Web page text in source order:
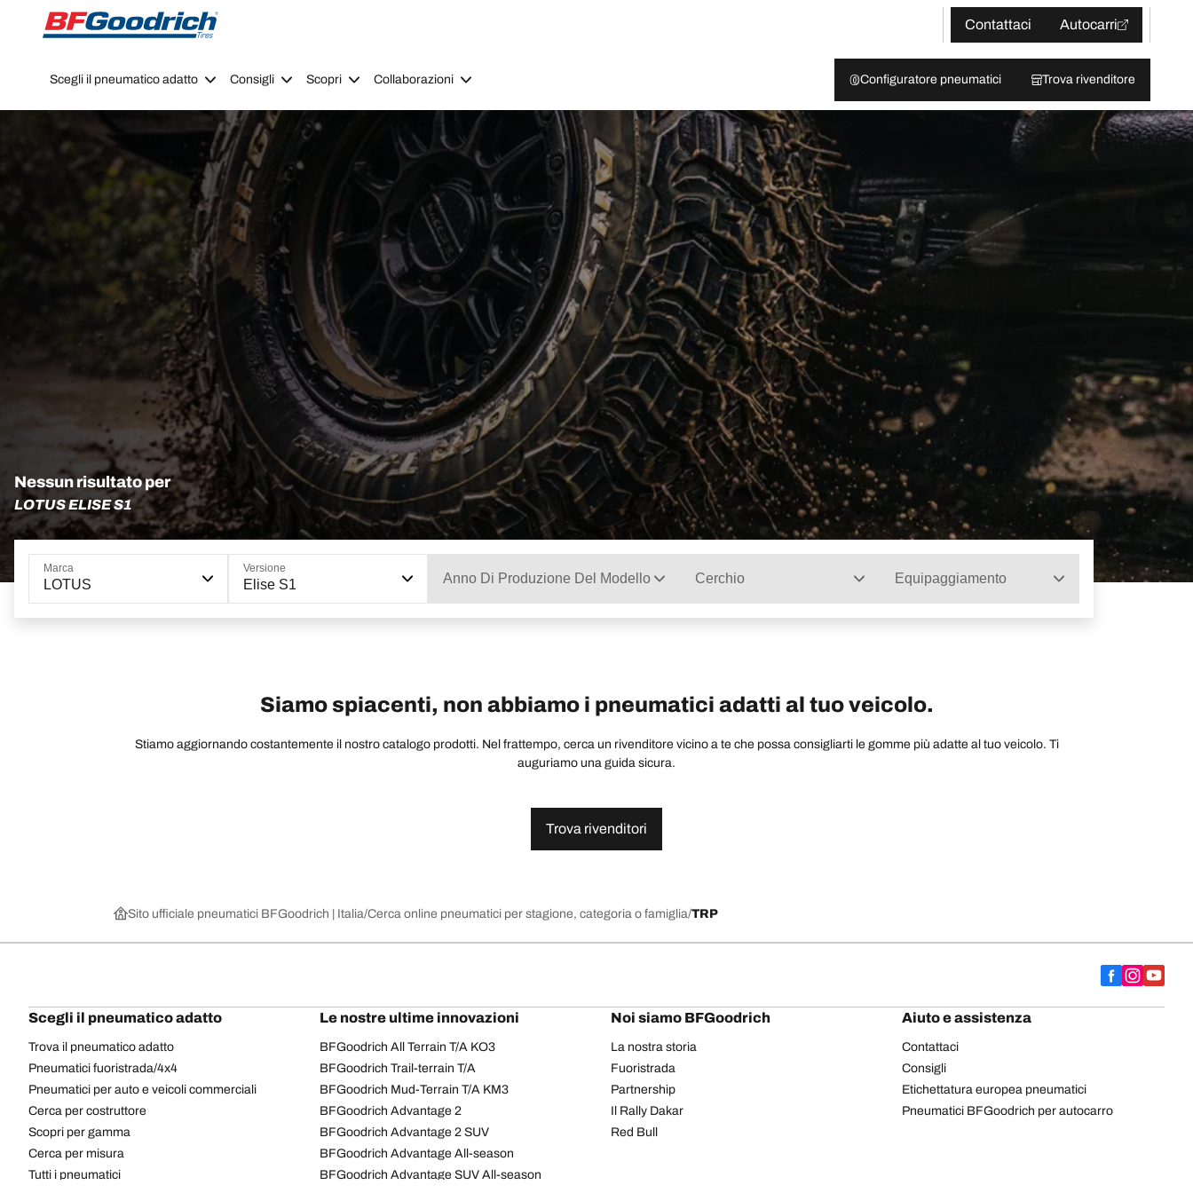
Go to page content
Go to page navigation
Contattaci
Autocarri
Scegli il pneumatico adatto Consigli Scopri Collaborazioni Configuratore pneumatici Trova rivenditore
Nessun risultato per
LOTUS ELISE S1
Marca
LOTUS
Versione
Elise S1 Anno Di Produzione Del Modello Cerchio Equipaggiamento
Siamo spiacenti, non abbiamo i pneumatici adatti al tuo veicolo.
Stiamo aggiornando costantemente il nostro catalogo prodotti. Nel frattempo, cerca un rivenditore vicino a te che possa consigliarti le gomme più adatte al tuo veicolo. Ti
auguriamo una guida sicura.
Trova rivenditori
Sito ufficiale pneumatici BFGoodrich | Italia Cerca online pneumatici per stagione, categoria o famiglia TRP
Scegli il pneumatico adatto
Trova il pneumatico adatto
Pneumatici fuoristrada/4x4
Pneumatici per auto e veicoli commerciali
Cerca per costruttore
Scopri per gamma
Cerca per misura
Tutti i pneumatici
Le nostre ultime innovazioni
BFGoodrich All Terrain T/A KO3
BFGoodrich Trail-terrain T/A
BFGoodrich Mud-Terrain T/A KM3
BFGoodrich Advantage 2
BFGoodrich Advantage 2 SUV
BFGoodrich Advantage All-season
BFGoodrich Advantage SUV All-season
Noi siamo BFGoodrich
La nostra storia
Fuoristrada
Partnership
Il Rally Dakar
Red Bull
Aiuto e assistenza
Contattaci
Consigli
Etichettatura europea pneumatici
Pneumatici BFGoodrich per autocarro